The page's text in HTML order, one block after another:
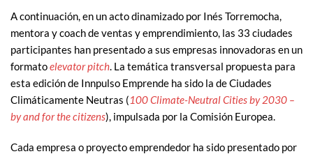
A continuación, en un acto dinamizado por Inés Torremocha,
mentora y coach de ventas y emprendimiento, las 33 ciudades
participantes han presentado a sus empresas innovadoras en un
formatoelevator pitch. La temática transversal propuesta para
esta edición de Innpulso Emprende ha sido la de Ciudades
Climáticamente Neutras (100 Climate-Neutral Cities by 2030 –
by and for the citizens), impulsada por la Comisión Europea.
Cada empresa o proyecto emprendedor ha sido presentado por